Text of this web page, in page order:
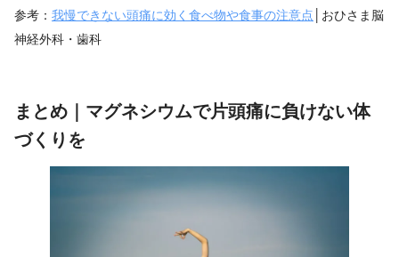
参考： 我慢できない頭痛に効く食べ物や食事の注意点 │おひさま脳
神経外科・歯科
まとめ｜マグネシウムで片頭痛に負けない体
づくりを